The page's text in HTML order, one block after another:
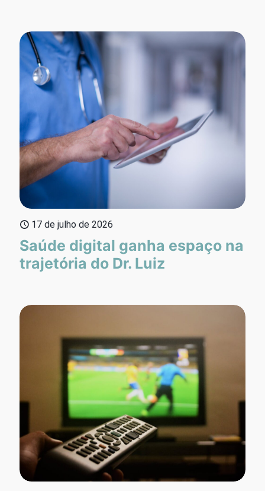
17 de julho de 2026
Saúde digital ganha espaço na
trajetória do Dr. Luiz